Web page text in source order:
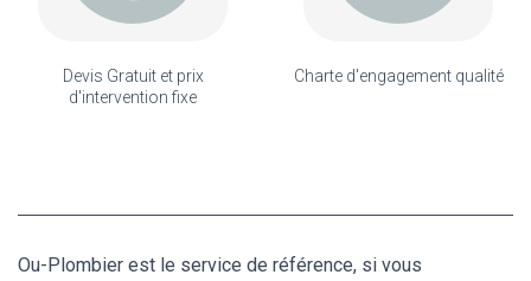
Devis Gratuit et prix
d'intervention fixe
Charte d'engagement qualité
Ou-Plombier est le service de référence, si vous